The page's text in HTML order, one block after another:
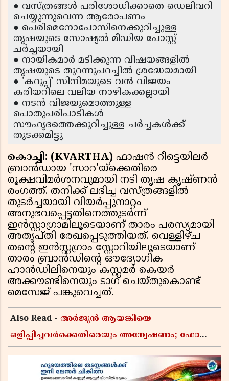
● വസ്ത്രങ്ങൾ പരിശോധിക്കാതെ ഡെലിവറി
ചെയ്യുന്നുവെന്ന ആരോപണം
● പെരിമെനോപോസിനെക്കുറിച്ചുള്ള
തൃഷയുടെ സോഷ്യൽ മീഡിയ പോസ്റ്റ്
ചർച്ചയായി
● നായികമാർ മടിക്കുന്ന വിഷയങ്ങളിൽ
തൃഷയുടെ തുറന്നുപറച്ചിൽ ശ്രദ്ധേയമായി
● 'കറുപ്പ്' സിനിമയുടെ വൻ വിജയം
കരിയറിലെ വലിയ നാഴികക്കല്ലായി
● നടൻ വിജയുമൊത്തുള്ള
പൊതുപരിപാടികൾ
സൗഹൃദത്തെക്കുറിച്ചുള്ള ചർച്ചകൾക്ക്
തുടക്കമിട്ടു
കൊച്ചി: (KVARTHA) ഫാഷൻ റീട്ടെയിലർ
ബ്രാൻഡായ 'സാറ'യ്‌ക്കെതിരെ
രൂക്ഷവിമർശനവുമായി നടി തൃഷ കൃഷ്ണൻ
രംഗത്ത്. തനിക്ക് ലഭിച്ച വസ്ത്രങ്ങളിൽ
തുടർച്ചയായി വിയർപ്പുനാറ്റം
അനുഭവപ്പെട്ടതിനെത്തുടർന്ന്
ഇൻസ്റ്റാഗ്രാമിലൂടെയാണ് താരം പരസ്യമായി
അതൃപ്തി രേഖപ്പെടുത്തിയത്. വെള്ളിഴ്ച
തന്റെ ഇൻസ്റ്റഗ്രാം സ്റ്റോറിയിലൂടെയാണ്
താരം ബ്രാൻഡിന്റെ ഔദ്യോഗിക
ഹാൻഡിലിനെയും കസ്റ്റമർ കെയർ
അക്കൗണ്ടിനെയും ടാഗ് ചെയ്തുകൊണ്ട്
മെസേജ് പങ്കുവെച്ചത്.
Also Read - അർജുൻ ആയങ്കിയെ
ഒളിപ്പിച്ചവർക്കെതിരെയും അന്വേഷണം; ഫോൺ
പൊലീസ്